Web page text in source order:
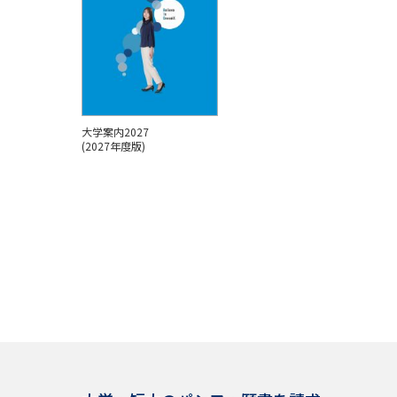
大学案内2027
(2027年度版)